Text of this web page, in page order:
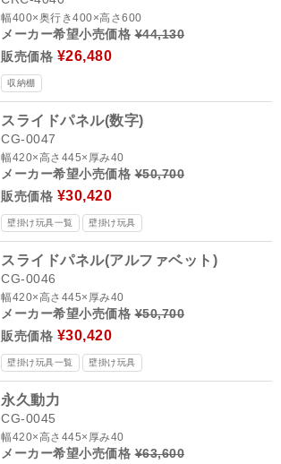
幅400×奥行き400×高さ600
メーカー希望小売価格¥44,130
販売価格 ¥26,480
収納棚
スライドパネル(数字)
CG-0047
幅420×高さ445×厚み40
メーカー希望小売価格¥50,700
販売価格 ¥30,420
壁掛け玩具一覧 壁掛け玩具
スライドパネル(アルファベット)
CG-0046
幅420×高さ445×厚み40
メーカー希望小売価格¥50,700
販売価格 ¥30,420
壁掛け玩具一覧 壁掛け玩具
永久動力
CG-0045
幅420×高さ445×厚み40
メーカー希望小売価格¥63,600